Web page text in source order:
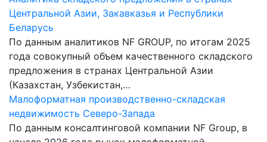
Центральной Азии, Закавказья и Республики
Беларусь
По данным аналитиков NF GROUP, по итогам 2025
года совокупный объем качественного складского
предложения в странах Центральной Азии
(Казахстан, Узбекистан,…
Малоформатная производственно-складская
недвижимость Северо-Запада
По данным консалтинговой компании NF Group, в